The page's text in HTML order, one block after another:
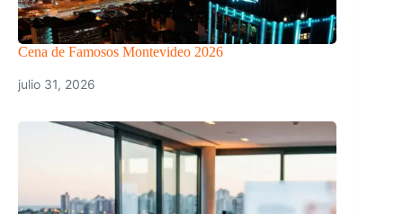
Cena de Famosos Montevideo 2026
julio 31, 2026